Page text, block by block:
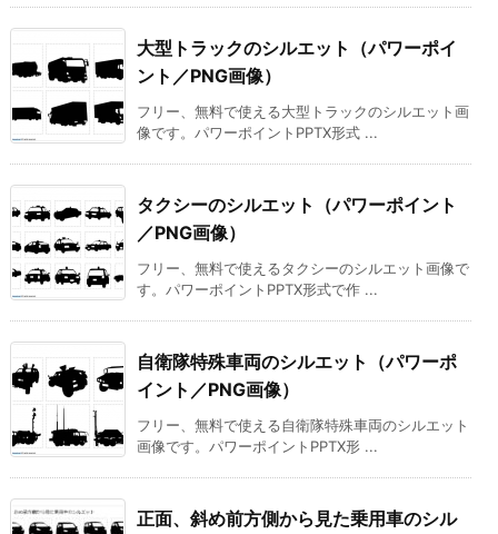
大型トラックのシルエット（パワーポイ
ント／PNG画像）
フリー、無料で使える大型トラックのシルエット画
像です。パワーポイントPPTX形式 ...
タクシーのシルエット（パワーポイント
／PNG画像）
フリー、無料で使えるタクシーのシルエット画像で
す。パワーポイントPPTX形式で作 ...
自衛隊特殊車両のシルエット（パワーポ
イント／PNG画像）
フリー、無料で使える自衛隊特殊車両のシルエット
画像です。パワーポイントPPTX形 ...
正面、斜め前方側から見た乗用車のシル